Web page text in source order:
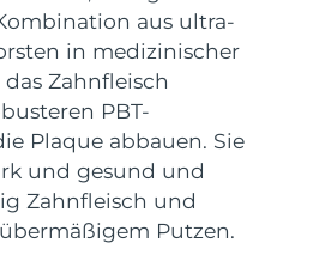
aus ultra-
in medizinischer
Zahnfleisch
PBT-
Plaque abbauen. Sie
und gesund und
Zahnfleisch und
Putzen.
4 Plus
LED heating
4 Men
aging massage
2 go
toning on-the-go
2 eyes & lips
line smoothing device
Set
hydration
LED
and red light therapy
sonic toothbrush
plus
silicone sonic toothbrush
BEHANDLUNG
LED-Behandlungen
NEW
Erwartete Lieferung8/13/26
Erwartete Lieferung
Erwartete Lieferung8/10/26
Erwartete Lieferung